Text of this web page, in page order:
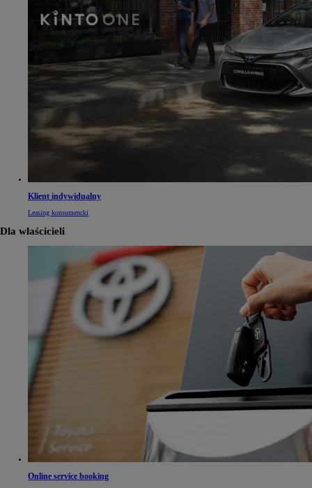
Klient indywidualny
Leasing konsumencki
Dla właścicieli
Online service booking